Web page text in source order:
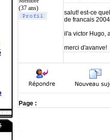
(37 ans)
salut! est-ce
de francais
il'a victor Hugo,
merci d'avanve!
Page :